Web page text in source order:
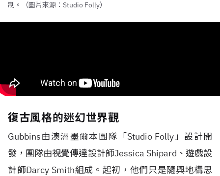
制。（圖片來源：Studio Folly）
復古風格的迷幻世界觀
Gubbins由澳洲墨爾本團隊「Studio Folly」設計開
發，團隊由視覺傳達設計師Jessica Shipard、遊戲設
計師Darcy Smith組成。起初，他們只是隨興地構思